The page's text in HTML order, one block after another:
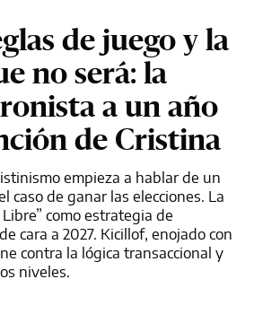
de juego y la
no será: la
a un año
de Cristina
empieza a hablar de un
caso de ganar las elecciones. La
como estrategia de
cara a 2027. Kicillof, enojado con
contra la lógica transaccional y
niveles.